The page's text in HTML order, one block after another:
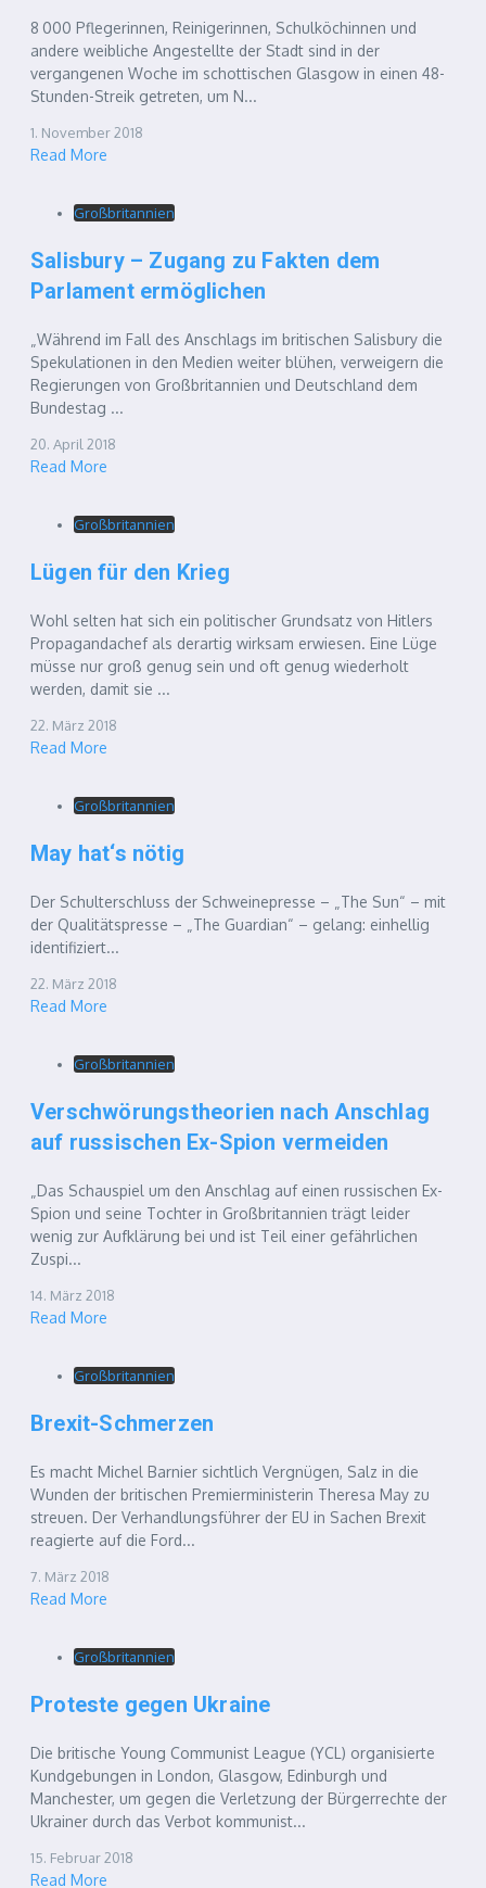
8 000 Pflegerinnen, Reinigerinnen, Schulköchinnen und
andere weibliche Angestellte der Stadt sind in der
vergangenen Woche im schottischen Glasgow in einen 48-
Stunden-Streik getreten, um N...
1. November 2018
Read More
Großbritannien
Salisbury – Zugang zu Fakten dem
Parlament ermöglichen
„Während im Fall des Anschlags im britischen Salisbury die
Spekulationen in den Medien weiter blühen, verweigern die
Regierungen von Großbritannien und Deutschland dem
Bundestag ...
20. April 2018
Read More
Großbritannien
Lügen für den Krieg
Wohl selten hat sich ein politischer Grundsatz von Hitlers
Propagandachef als derartig wirksam erwiesen. Eine Lüge
müsse nur groß genug sein und oft genug wiederholt
werden, damit sie ...
22. März 2018
Read More
Großbritannien
May hat‘s nötig
Der Schulterschluss der Schweinepresse – „The Sun“ – mit
der Qualitätspresse – „The Guardian“ – gelang: einhellig
identifiziert...
22. März 2018
Read More
Großbritannien
Verschwörungstheorien nach Anschlag
auf russischen Ex-Spion vermeiden
„Das Schauspiel um den Anschlag auf einen russischen Ex-
Spion und seine Tochter in Großbritannien trägt leider
wenig zur Aufklärung bei und ist Teil einer gefährlichen
Zuspi...
14. März 2018
Read More
Großbritannien
Brexit-Schmerzen
Es macht Michel Barnier sichtlich Vergnügen, Salz in die
Wunden der britischen Premierministerin Theresa May zu
streuen. Der Verhandlungsführer der EU in Sachen Brexit
reagierte auf die Ford...
7. März 2018
Read More
Großbritannien
Proteste gegen Ukraine
Die britische Young Communist League (YCL) organisierte
Kundgebungen in London, Glasgow, Edinburgh und
Manchester, um gegen die Verletzung der Bürgerrechte der
Ukrainer durch das Verbot kommunist...
15. Februar 2018
Read More